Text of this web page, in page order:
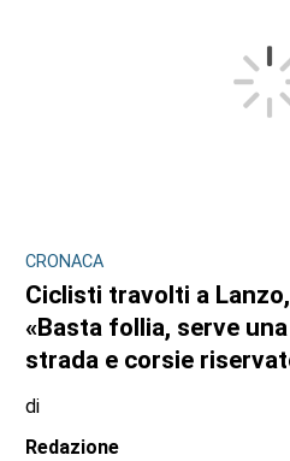
CRONACA
Ciclisti travolti a Lanzo,
«Basta follia, serve
strada e corsie
di
Redazione